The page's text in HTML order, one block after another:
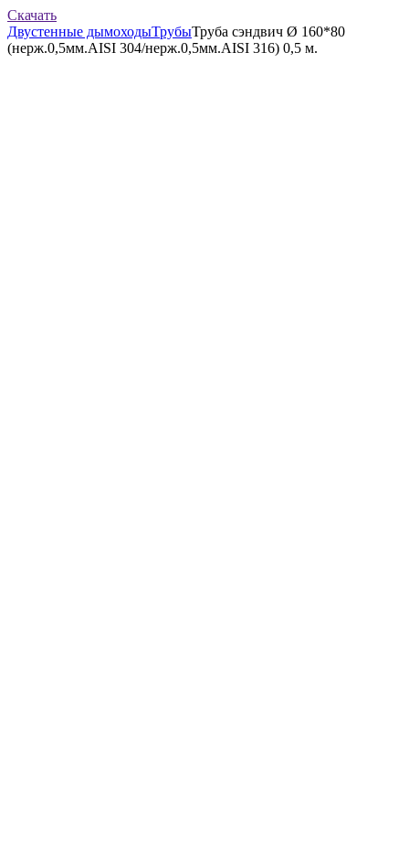
Скачать
Двустенные дымоходыТрубыТруба сэндвич Ø 160*80
(нерж.0,5мм.AISI 304/нерж.0,5мм.AISI 316) 0,5 м.